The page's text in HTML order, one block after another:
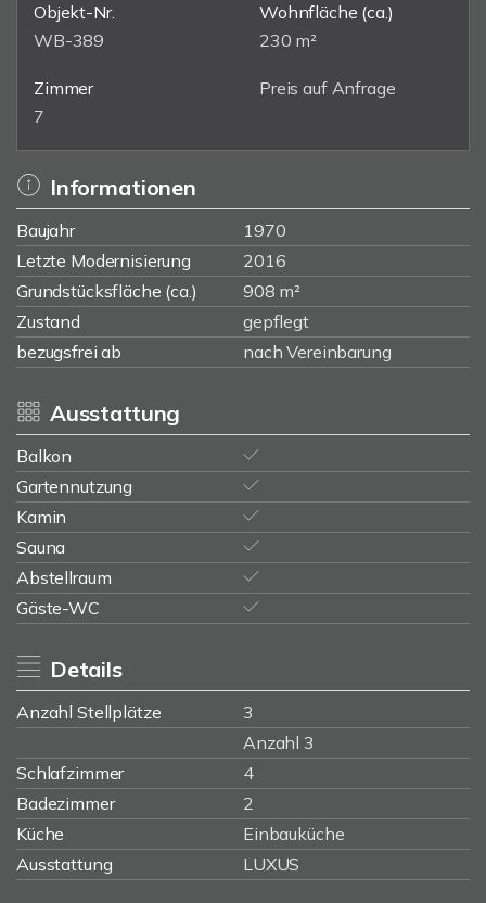
Objekt-Nr.
WB-389
Wohnfläche (ca.)
230 m²
Zimmer
7
Preis auf Anfrage
Informationen
Baujahr
1970
Letzte Modernisierung
2016
Grundstücksfläche (ca.)
908 m²
Zustand
gepflegt
bezugsfrei ab
nach Vereinbarung
Ausstattung
Balkon
Gartennutzung
Kamin
Sauna
Abstellraum
Gäste-WC
Details
Anzahl Stellplätze
3
Anzahl 3
Schlafzimmer
4
Badezimmer
2
Küche
Einbauküche
Ausstattung
LUXUS